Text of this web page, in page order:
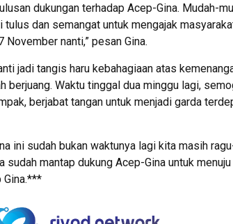
dukungan terhadap Acep-Gina. Mudah-
dan semangat untuk mengajak
nanti,” pesan Gina.
jadi tangis haru kebahagiaan atas
berjuang. Waktu tinggal dua minggu lagi,
berjabat tangan untuk menjadi garda
ini sudah bukan waktunya lagi kita masih
sudah mantap dukung Acep-Gina untuk
Gina.***